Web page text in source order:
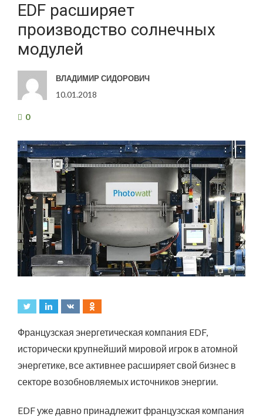
EDF расширяет
производство солнечных
модулей
ВЛАДИМИР СИДОРОВИЧ
10.01.2018
0
Французская энергетическая компания EDF,
исторически крупнейший мировой игрок в атомной
энергетике, все активнее расширяет свой бизнес в
секторе возобновляемых источников энергии.
EDF уже давно принадлежит французская компания